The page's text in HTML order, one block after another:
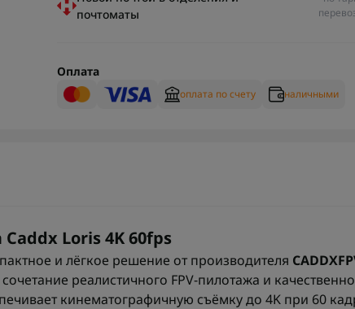
почтоматы
Оплата
оплата по счету наличными
Loris 4K 60fps
и лёгкое решение от производителя
реалистичного FPV-пилотажа и
кинематографичную съёмку до 4K при 60